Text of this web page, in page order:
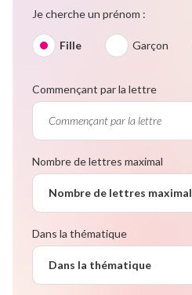
Je cherche un prénom :
Fille Garçon
Commençant par la lettre
Nombre de lettres maximal
Nombre de lettres maximal
Dans la thématique
Dans la thématique